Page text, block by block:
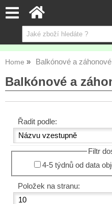
Home Balkónové a
Balkónové a
Řadit podle:
Filtr
4-5 týdnů od data
Položek na stranu: